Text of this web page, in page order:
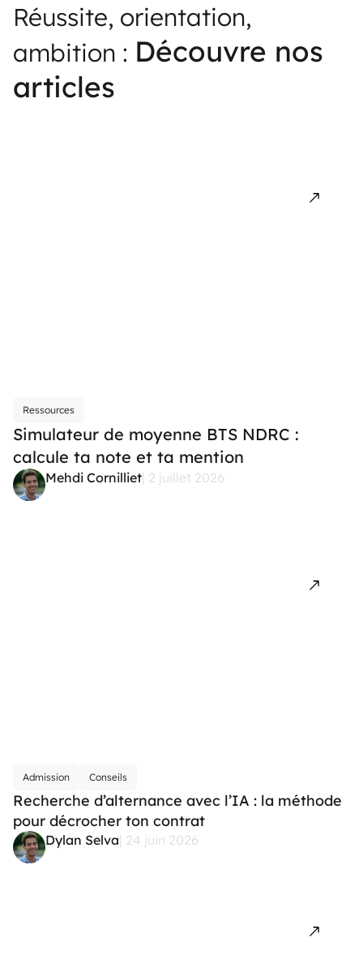
Réussite, orientation,
ambition : Découvre nos
articles
Ressources
Simulateur de moyenne BTS NDRC :
calcule ta note et ta mention
Mehdi Cornilliet| 2 juillet 2026
Admission Conseils
Recherche d’alternance avec l’IA : la méthode
pour décrocher ton contrat
Dylan Selva| 24 juin 2026